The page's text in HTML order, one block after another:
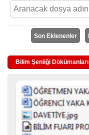
Son Eklenenler
Bilim Şenliği